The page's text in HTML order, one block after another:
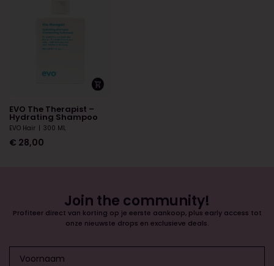
EVO The Therapist –
Hydrating Shampoo
EVO Hair 300 ML
€ 28,00
Join the community!
Profiteer direct van korting op je eerste aankoop, plus early access tot
onze nieuwste drops en exclusieve deals.